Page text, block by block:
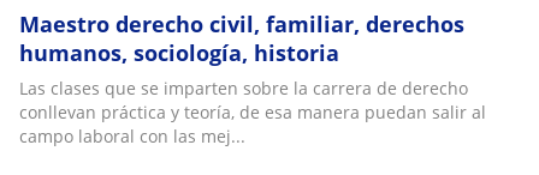
Maestro derecho civil, familiar, derechos
humanos, sociología, historia
Las clases que se imparten sobre la carrera de derecho
conllevan práctica y teoría, de esa manera puedan salir al
campo laboral con las mej...